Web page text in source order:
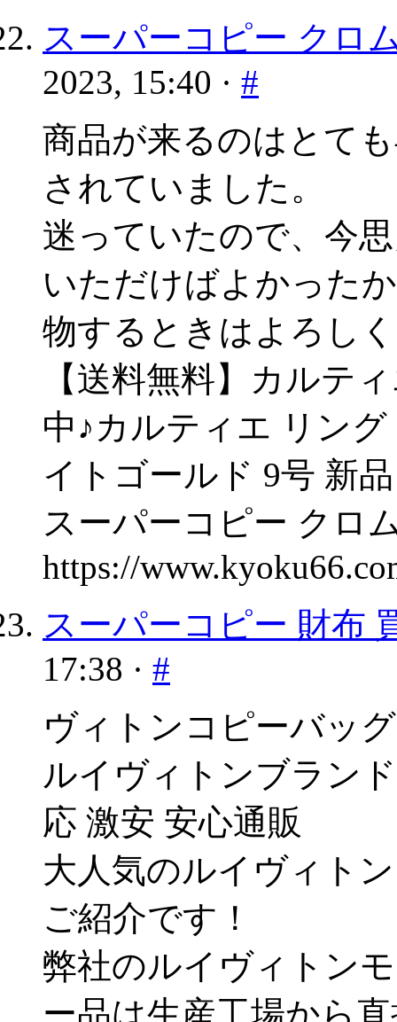
スーパーコピー クロ
2023, 15:40 · #
商品が来るのはとて
されていました。
迷っていたので、今
いただけばよかった
物するときはよろし
【送料無料】カルテ
中♪カルティエ リン
イトゴールド 9号 新
スーパーコピー クロ
https://
スーパーコピー 財布
17:38 · #
ヴィトンコピーバッグ
ルイヴィトンブラン
応 激安 安心通販
大人気のルイヴィト
ご紹介です！
弊社のルイヴィトン
ー品は生産工場から